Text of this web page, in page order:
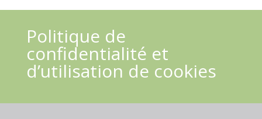
Politique de
confidentialité et
d’utilisation de cookies